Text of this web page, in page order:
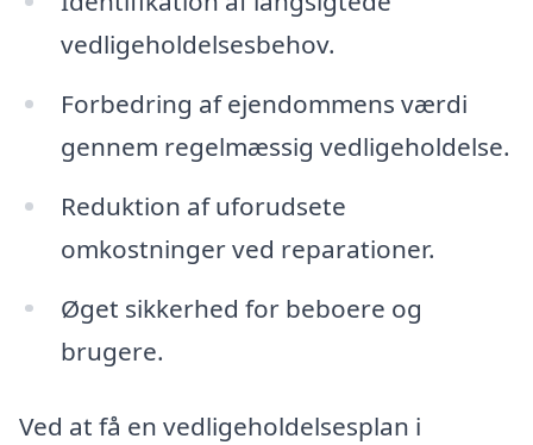
vedligeholdelsesbehov.
Forbedring af ejendommens værdi
gennem regelmæssig vedligeholdelse.
Reduktion af uforudsete
omkostninger ved reparationer.
Øget sikkerhed for beboere og
brugere.
Ved at få en vedligeholdelsesplan i